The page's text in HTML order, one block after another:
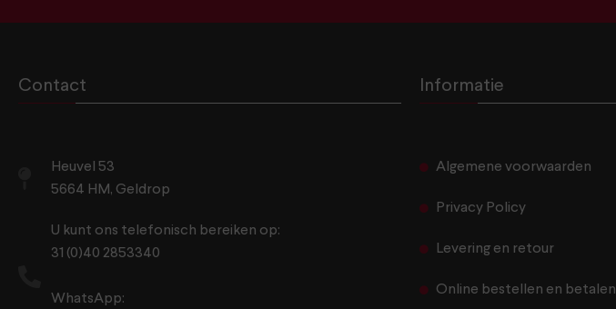
Contact
Heuvel 53
5664 HM, Geldrop
U kunt ons telefonisch bereiken op:
31 (0)40 2853340
WhatsApp:
Informatie
Algemene voorwaarden
Privacy Policy
Levering en retour
Online bestellen en betalen